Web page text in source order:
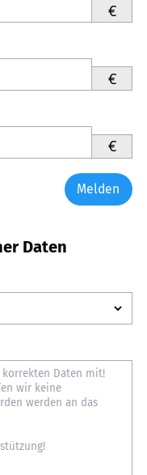
€
€
€
Melden
Daten